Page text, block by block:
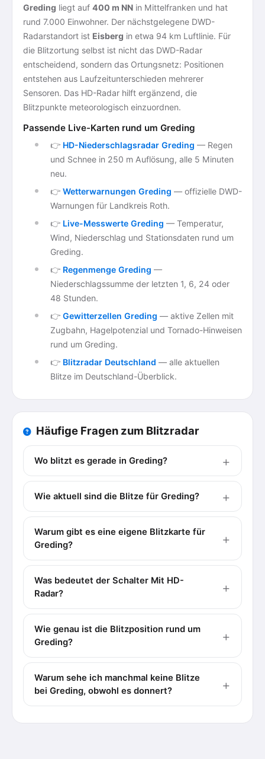
Greding liegt auf 400 m NN in Mittelfranken und hat
rund 7.000 Einwohner. Der nächstgelegene DWD-
Radarstandort ist Eisberg in etwa 94 km Luftlinie. Für
die Blitzortung selbst ist nicht das DWD-Radar
entscheidend, sondern das Ortungsnetz: Positionen
entstehen aus Laufzeitunterschieden mehrerer
Sensoren. Das HD-Radar hilft ergänzend, die
Blitzpunkte meteorologisch einzuordnen.
Passende Live-Karten rund um Greding
👉 HD-Niederschlagsradar Greding — Regen
und Schnee in 250 m Auflösung, alle 5 Minuten
neu.
👉 Wetterwarnungen Greding — offizielle DWD-
Warnungen für Landkreis Roth.
👉 Live-Messwerte Greding — Temperatur,
Wind, Niederschlag und Stationsdaten rund um
Greding.
👉 Regenmenge Greding —
Niederschlagssumme der letzten 1, 6, 24 oder
48 Stunden.
👉 Gewitterzellen Greding — aktive Zellen mit
Zugbahn, Hagelpotenzial und Tornado-Hinweisen
rund um Greding.
👉 Blitzradar Deutschland — alle aktuellen
Blitze im Deutschland-Überblick.
Häufige Fragen zum Blitzradar
Wo blitzt es gerade in Greding?
Wie aktuell sind die Blitze für Greding?
Warum gibt es eine eigene Blitzkarte für
Greding?
Was bedeutet der Schalter Mit HD-
Radar?
Wie genau ist die Blitzposition rund um
Greding?
Warum sehe ich manchmal keine Blitze
bei Greding, obwohl es donnert?